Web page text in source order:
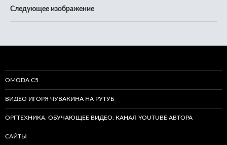
Следующее изображение
OMODA C5
ВИДЕО ИГОРЯ ЧУВАКИНА НА РУТУБ
ОРГТЕХНИКА. ОБУЧАЮЩЕЕ ВИДЕО. КАНАЛ YOUTUBE АВТОРА
САЙТЫ